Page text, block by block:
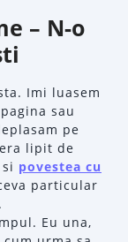
– N-o
Imi luasem
sau
pe
lipit de
povestea cu
particular
Eu una,